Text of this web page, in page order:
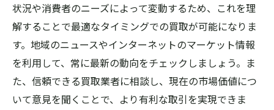
状況や消費者のニーズによって変動するため、これを理
解することで最適なタイミングでの買取が可能になりま
す。地域のニュースやインターネットのマーケット情報
を利用して、常に最新の動向をチェックしましょう。ま
た、信頼できる買取業者に相談し、現在の市場価値につ
いて意見を聞くことで、より有利な取引を実現できま